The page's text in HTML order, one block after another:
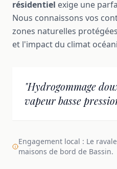
résidentiel exige une
Nous connaissons vos
zones naturelles
et l'impact du climat
"Hydrogommage
vapeur basse
Engagement local : Le
maisons de bord de Bassin.